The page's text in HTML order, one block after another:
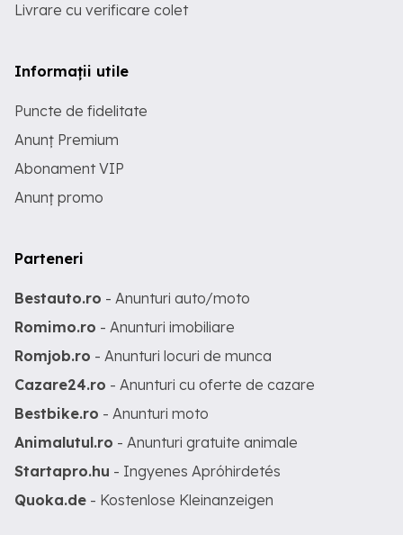
Livrare cu verificare colet
Informații utile
Puncte de fidelitate
Anunț Premium
Abonament VIP
Anunț promo
Parteneri
Bestauto.ro - Anunturi auto/moto
Romimo.ro - Anunturi imobiliare
Romjob.ro - Anunturi locuri de munca
Cazare24.ro - Anunturi cu oferte de cazare
Bestbike.ro - Anunturi moto
Animalutul.ro - Anunturi gratuite animale
Startapro.hu - Ingyenes Apróhirdetés
Quoka.de - Kostenlose Kleinanzeigen